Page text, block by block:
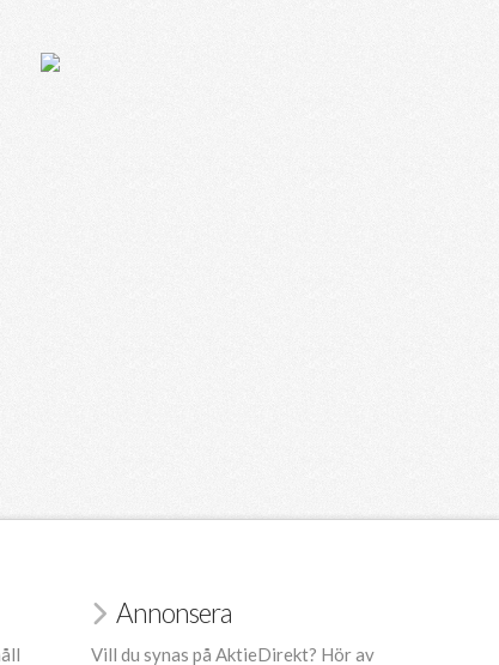
Annonsera
Vill du synas på AktieDirekt? Hör av